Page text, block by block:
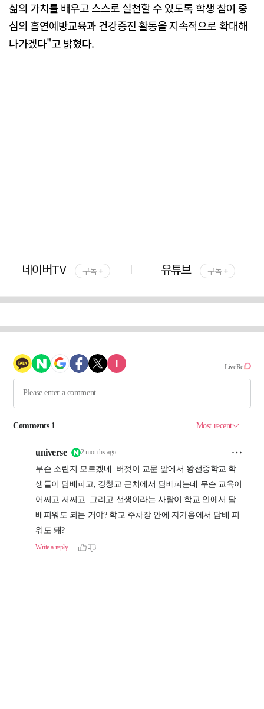
삶의 가치를 배우고 스스로 실천할 수 있도록 학생 참여 중
심의 흡연예방교육과 건강증진 활동을 지속적으로 확대해
나가겠다"고 밝혔다.
네이버TV 구독 + 유튜브 구독 +